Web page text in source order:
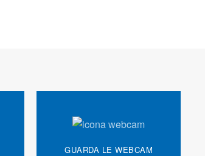
GUARDA LE WEBCAM